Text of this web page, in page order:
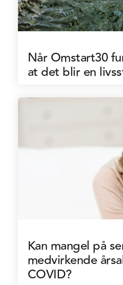
Når Omstart30
at det blir en
Kan mangel på
medvirkende
COVID?